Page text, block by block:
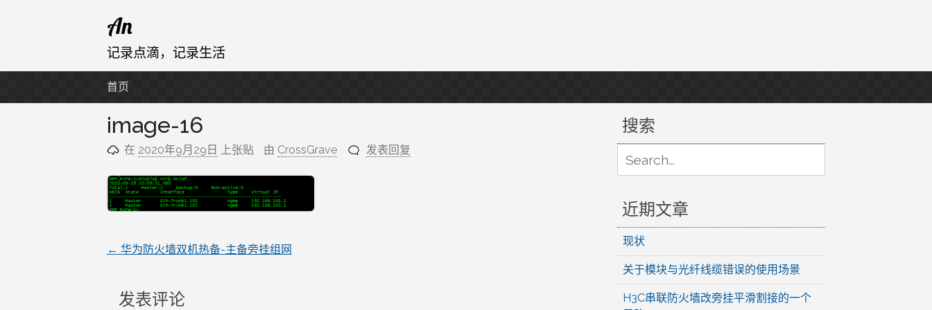
跳
至
内
An
记录点滴，记录生活
首页
image-16
在 2020年9月29日 上张贴 由 CrossGrave 发表回复
文
章
← 华为防火墙双机热备-主备旁挂组网
发表评论
搜索
for:
近期文章
现状
关于模块与光纤线缆错误的使用场景
H3C串联防火墙改旁挂平滑割接的一个